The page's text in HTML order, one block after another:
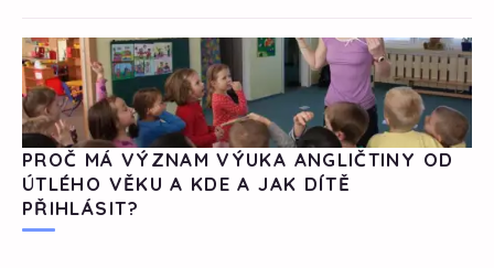
PROČ MÁ VÝZNAM VÝUKA ANGLIČTINY OD
ÚTLÉHO VĚKU A KDE A JAK DÍTĚ
PŘIHLÁSIT?